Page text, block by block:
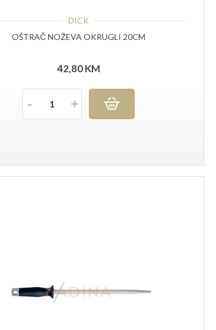
DICK
OŠTRAČ NOŽEVA OKRUGLI 20CM
42,80KM
Količina